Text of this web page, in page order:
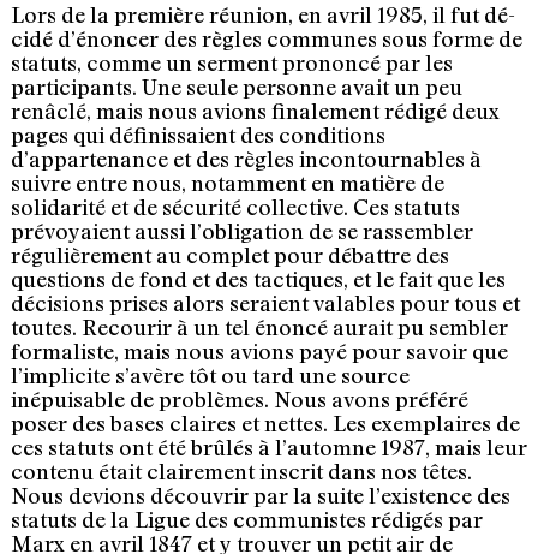
Lors de la première réunion, en avril 1985, il fut dé­
cidé d’énoncer des règles communes sous forme de
statuts, comme un serment prononcé par les
participants. Une seule personne avait un peu
renâclé, mais nous avions finalement rédigé deux
pages qui définissaient des conditions
d’appartenance et des règles incontournables à
suivre entre nous, notamment en matière de
solidarité et de sécurité collective. Ces statuts
prévoyaient aussi l’obligation de se rassembler
régulièrement au complet pour débattre des
questions de fond et des tactiques, et le fait que les
décisions prises alors seraient valables pour tous et
toutes. Recourir à un tel énoncé aurait pu sembler
formaliste, mais nous avions payé pour savoir que
l’implicite s’avère tôt ou tard une source
inépuisable de problèmes. Nous avons préféré
poser des bases claires et nettes. Les exemplaires de
ces statuts ont été brûlés à l’automne 1987, mais leur
contenu était clairement inscrit dans nos têtes.
Nous devions découvrir par la suite l’existence des
statuts de la Ligue des communistes rédigés par
Marx en avril 1847 et y trouver un petit air de